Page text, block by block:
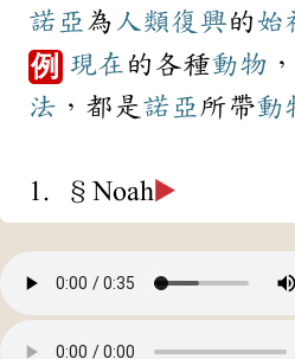
諾亞 為 人類復興的始
例 現在 的各種動物
法 ，都是 諾亞 所帶動
1. §Noah▶️